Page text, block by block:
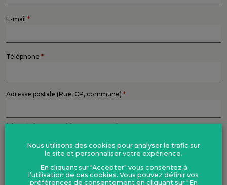
E-mail *
Téléphone *
Adresse postale (Rue, CP, commune) *
Merci de compléter votre adresse.
Information ou inscription ? *
Merci de préciser l'objet de votre demande
Nous utilisons des cookies pour analyser le trafic sur
le site et personnaliser votre expérience.
En cliquant sur "Accepter" vous consentez à
l’utilisation de ces cookies. Vous pouvez définir vos
préférences de consentement en cliquant sur "En